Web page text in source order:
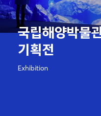
국립해양박물
기획전
Exhibition